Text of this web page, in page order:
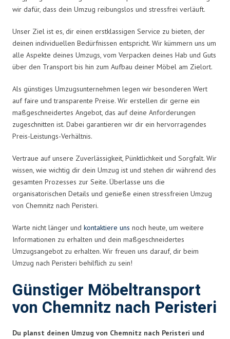
wir dafür, dass dein Umzug reibungslos und stressfrei verläuft.
Unser Ziel ist es, dir einen erstklassigen Service zu bieten, der
deinen individuellen Bedürfnissen entspricht. Wir kümmern uns um
alle Aspekte deines Umzugs, vom Verpacken deines Hab und Guts
über den Transport bis hin zum Aufbau deiner Möbel am Zielort.
Als günstiges Umzugsunternehmen legen wir besonderen Wert
auf faire und transparente Preise. Wir erstellen dir gerne ein
maßgeschneidertes Angebot, das auf deine Anforderungen
zugeschnitten ist. Dabei garantieren wir dir ein hervorragendes
Preis-Leistungs-Verhältnis.
Vertraue auf unsere Zuverlässigkeit, Pünktlichkeit und Sorgfalt. Wir
wissen, wie wichtig dir dein Umzug ist und stehen dir während des
gesamten Prozesses zur Seite. Überlasse uns die
organisatorischen Details und genieße einen stressfreien Umzug
von Chemnitz nach Peristeri.
Warte nicht länger und kontaktiere uns noch heute, um weitere
Informationen zu erhalten und dein maßgeschneidertes
Umzugsangebot zu erhalten. Wir freuen uns darauf, dir beim
Umzug nach Peristeri behilflich zu sein!
Günstiger Möbeltransport
von Chemnitz nach Peristeri
Du planst deinen Umzug von Chemnitz nach Peristeri und